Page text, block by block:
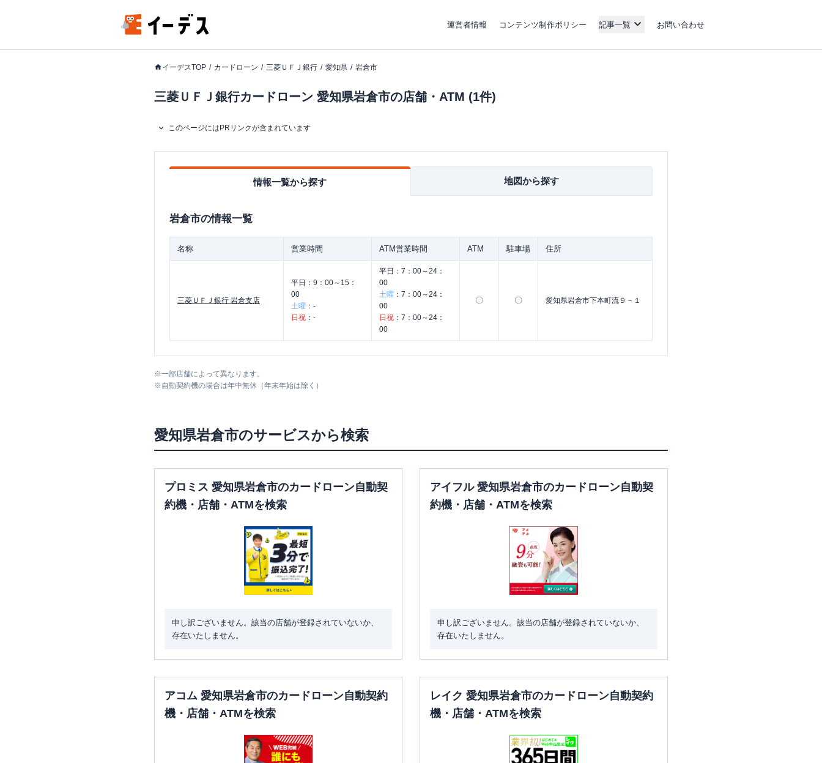
運営者情報 コンテンツ制作ポリシー 記事一覧 お問い合わせ
イーデスTOP カードローン 三菱ＵＦＪ銀行 愛知県 岩倉市
三菱ＵＦＪ銀行カードローン 愛知県岩倉市の店舗・ATM (1件)
このページにはPRリンクが含まれています
情報一覧から探す 地図から探す
岩倉市の情報一覧
名称 営業時間 ATM営業時間 ATM 駐車場 住所
三菱ＵＦＪ銀行 岩倉支店
平日： 9：00～15：
00
土曜 ： -
日祝 ： -
平日： 7：00～24：
00
土曜 ： 7：00～24：
00
日祝 ： 7：00～24：
00
〇 〇 愛知県岩倉市下本町流９－１
※一部店舗によって異なります。
※自動契約機の場合は年中無休（年末年始は除く）
愛知県岩倉市のサービスから検索
プロミス 愛知県岩倉市のカードローン自動契
約機・店舗・ATMを検索
申し訳ございません。該当の店舗が登録されていないか、
存在いたしません。
アイフル 愛知県岩倉市のカードローン自動契
約機・店舗・ATMを検索
申し訳ございません。該当の店舗が登録されていないか、
存在いたしません。
アコム 愛知県岩倉市のカードローン自動契約
機・店舗・ATMを検索
レイク 愛知県岩倉市のカードローン自動契約
機・店舗・ATMを検索